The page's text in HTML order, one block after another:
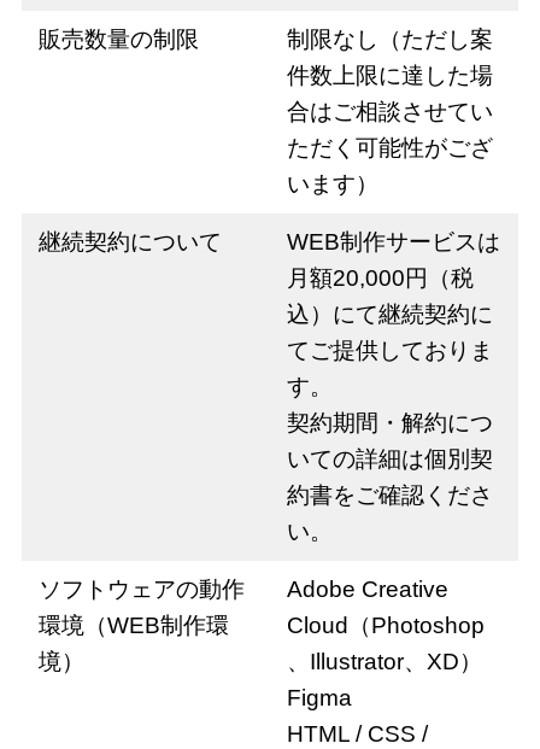
販売数量の制限
制限なし（ただし案
件数上限に達した場
合はご相談させてい
ただく可能性がござ
います）
継続契約について
WEB制作サービスは
月額20,000円（税
込）にて継続契約に
てご提供しておりま
す。
契約期間・解約につ
いての詳細は個別契
約書をご確認くださ
い。
ソフトウェアの動作
環境（WEB制作環
境）
Adobe Creative
Cloud（Photoshop
、Illustrator、XD）
Figma
HTML / CSS /